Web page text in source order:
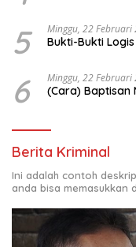
5 Minggu, 22
Bukti-Bukti
6 Minggu, 22
(Cara) Baptisan
Berita Kriminal
Ini adalah contoh
anda bisa memasukkan